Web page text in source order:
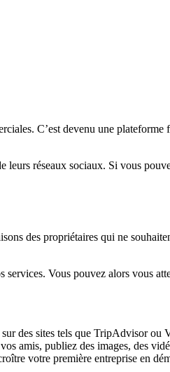
C’est devenu une
réseaux sociaux. Si vous
des propriétaires qui ne
Vous pouvez alors vous
des sites tels que TripAdvisor
amis, publiez des images, des
votre première entreprise en